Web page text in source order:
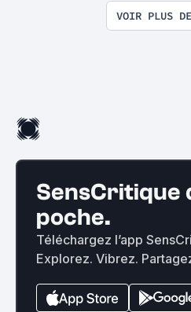
VOIR PLUS
SensCritique
poche.
Téléchargez l’app
Explorez. Vibrez.